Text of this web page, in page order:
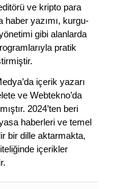
ve kripto para
haber yazımı, kurgu-
gibi alanlarda
pratik
içerik yazarı
ve Webtekno’da
2024’ten beri
haberleri ve temel
bir dille aktarmakta,
içerikler